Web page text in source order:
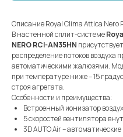
Описание Royal Clima Attica Nero
В настенной сплит-системе
NERO RCI-AN35HN
распределение потоков воздуха
автоматическими жалюзями.
при температуре ниже – 15
строя агрегата.
Особенности и преимущества:
Встроенный ионизатор
5 скоростей вентилятора
3D AUTO Air –